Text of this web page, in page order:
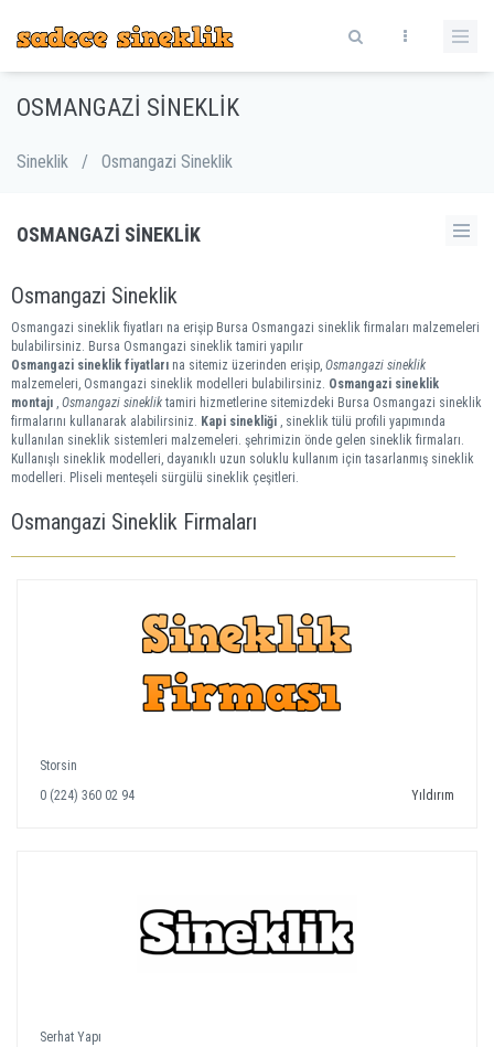
OSMANGAZI SINEKLIK
Sineklik / Osmangazi Sineklik
OSMANGAZI SINEKLIK
Osmangazi Sineklik
Osmangazi sineklik fiyatları na erişip Bursa Osmangazi sineklik firmaları malzemeleri
bulabilirsiniz. Bursa Osmangazi sineklik tamiri yapılır
Osmangazi sineklik fiyatları na sitemiz üzerinden erişip, Osmangazi sineklik
malzemeleri, Osmangazi sineklik modelleri bulabilirsiniz. Osmangazi sineklik
montajı , Osmangazi sineklik tamiri hizmetlerine sitemizdeki Bursa Osmangazi sineklik
firmalarını kullanarak alabilirsiniz. Kapi sinekliği , sineklik tülü profili yapımında
kullanılan sineklik sistemleri malzemeleri. şehrimizin önde gelen sineklik firmaları.
Kullanışlı sineklik modelleri, dayanıklı uzun soluklu kullanım için tasarlanmış sineklik
modelleri. Pliseli menteşeli sürgülü sineklik çeşitleri.
Osmangazi Sineklik Firmaları
Storsin
0 (224) 360 02 94
Yıldırım
Serhat Yapı